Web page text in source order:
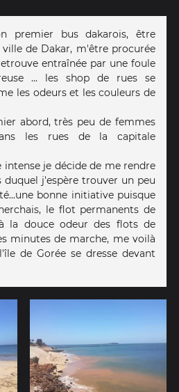
premier bus dakarois, être
de Dakar, m'être procurée
entraînée par une foule
... les shop de rues se
les odeurs et les couleurs de
abord, très peu de femmes
les rues de la capitale
intense je décide de me rendre
duquel j'espère trouver un peu
bonne initiative puisque
le flot permanents de
la douce odeur des flots de
minutes de marche, me voilà
de Gorée se dresse devant